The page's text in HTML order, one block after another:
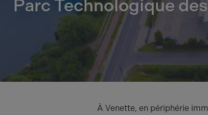
Parc Technologique
À Venette, en périphérie